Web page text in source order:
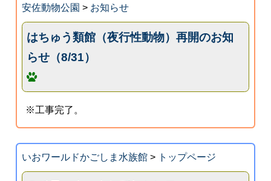
安佐動物公園 > お知らせ
はちゅう類館（夜行性動物）再開のお知
らせ（8/31）
※工事完了。
いおワールドかごしま水族館> トップページ